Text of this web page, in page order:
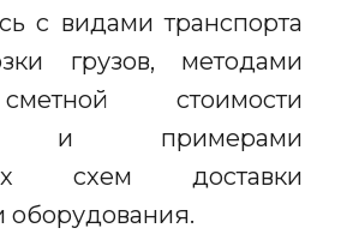
с видами транспорта
грузов, методами
стоимости
и примерами
схем доставки
оборудования.